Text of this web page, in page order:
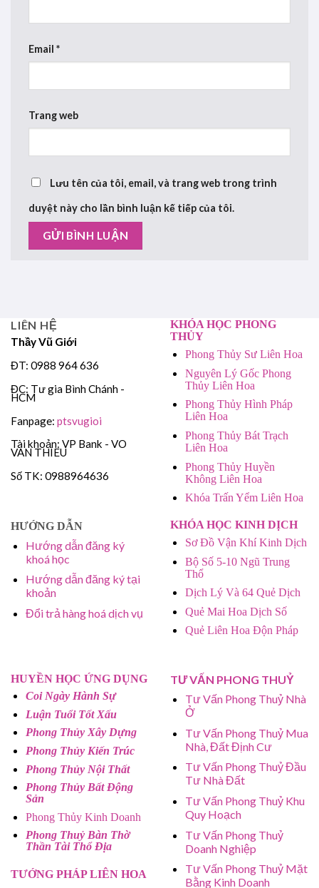
Email *
Trang web
Lưu tên của tôi, email, và trang web trong trình
duyệt này cho lần bình luận kế tiếp của tôi.
LIÊN HỆ
Thầy Vũ Giới
ĐT: 0988 964 636
ĐC: Tư gia Bình Chánh -
HCM
Fanpage: ptsvugioi
Tài khoản: VP Bank - VO
VAN THIEU
Số TK: 0988964636
HƯỚNG DẪN
Hướng dẫn đăng ký
khoá học
Hướng dẫn đăng ký tại
khoản
Đổi trả hàng hoá dịch vụ
KHÓA HỌC PHONG
THỦY
Phong Thủy Sư Liên Hoa
Nguyên Lý Gốc Phong
Thủy Liên Hoa
Phong Thủy Hình Pháp
Liên Hoa
Phong Thủy Bát Trạch
Liên Hoa
Phong Thủy Huyền
Không Liên Hoa
Khóa Trấn Yểm Liên Hoa
KHÓA HỌC KINH DỊCH
Sơ Đồ Vận Khí Kinh Dịch
Bộ Số 5-10 Ngũ Trung
Thổ
Dịch Lý Và 64 Quẻ Dịch
Quẻ Mai Hoa Dịch Số
Quẻ Liên Hoa Độn Pháp
HUYỀN HỌC ỨNG DỤNG
Coi Ngày Hành Sự
Luận Tuổi Tốt Xấu
Phong Thủy Xây Dựng
Phong Thủy Kiến Trúc
Phong Thủy Nội Thất
Phong Thủy Bất Động
Sản
Phong Thủy Kinh Doanh
Phong Thuỷ Bàn Thờ
Thần Tài Thổ Địa
TƯỚNG PHÁP LIÊN HOA
TƯ VẤN PHONG THUỶ
Tư Vấn Phong Thuỷ Nhà
Ở
Tư Vấn Phong Thuỷ Mua
Nhà, Đất Định Cư
Tư Vấn Phong Thuỷ Đầu
Tư Nhà Đất
Tư Vấn Phong Thuỷ Khu
Quy Hoạch
Tư Vấn Phong Thuỷ
Doanh Nghiệp
Tư Vấn Phong Thuỷ Mặt
Bằng Kinh Doanh